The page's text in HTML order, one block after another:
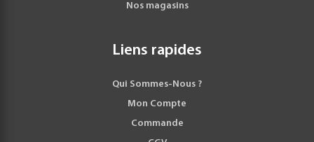
Nos magasins
Liens rapides
Qui Sommes-Nous ?
Mon Compte
Commande